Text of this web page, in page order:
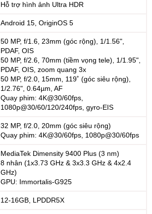
Hỗ trợ hình ảnh Ultra HDR
Android 15, OriginOS 5
50 MP, f/1.6, 23mm (góc rộng), 1/1.56",
PDAF, OIS
50 MP, f/2.6, 70mm (tiềm vọng tele), 1/1.95",
PDAF, OIS, zoom quang 3x
50 MP, f/2.0, 15mm, 119˚ (góc siêu rộng),
1/2.76", 0.64µm, AF
Quay phim: 4K@30/60fps,
1080p@30/60/120/240fps, gyro-EIS
32 MP, f/2.0, 20mm (góc siêu rộng)
Quay phim: 4K@30/60fps, 1080p@30/60fps
MediaTek Dimensity 9400 Plus (3 nm)
8 nhân (1x3.73 GHz & 3x3.3 GHz & 4x2.4
GHz)
GPU: Immortalis-G925
12-16GB, LPDDR5X